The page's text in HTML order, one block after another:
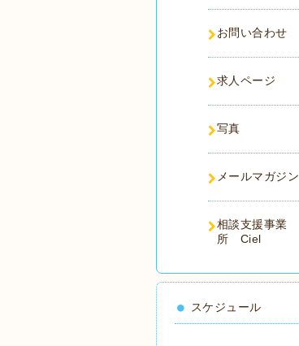
お問い合わせ
求人ページ
写真
メールマガジン
相談支援事業
所 Ciel
スケジュール